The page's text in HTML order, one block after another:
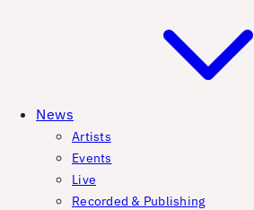
News
Artists
Events
Live
Recorded & Publishing